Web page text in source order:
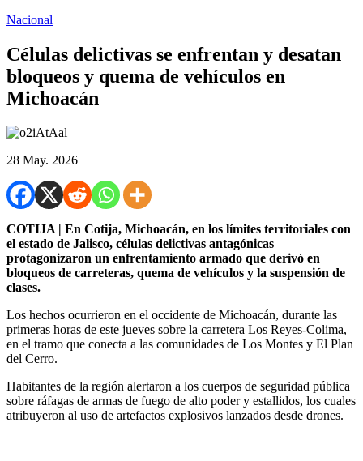
Nacional
Células delictivas se enfrentan y desatan
bloqueos y quema de vehículos en
Michoacán
28 May. 2026
COTIJA | En Cotija, Michoacán, en los límites territoriales con
el estado de Jalisco, células delictivas antagónicas
protagonizaron un enfrentamiento armado que derivó en
bloqueos de carreteras, quema de vehículos y la suspensión de
clases.
Los hechos ocurrieron en el occidente de Michoacán, durante las
primeras horas de este jueves sobre la carretera Los Reyes-Colima,
en el tramo que conecta a las comunidades de Los Montes y El Plan
del Cerro.
Habitantes de la región alertaron a los cuerpos de seguridad pública
sobre ráfagas de armas de fuego de alto poder y estallidos, los cuales
atribuyeron al uso de artefactos explosivos lanzados desde drones.